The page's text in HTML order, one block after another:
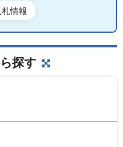
札情報
探す